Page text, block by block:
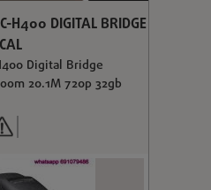
H400 DIGITAL BRIDGE
Digital Bridge
20.1M 720p 32gb